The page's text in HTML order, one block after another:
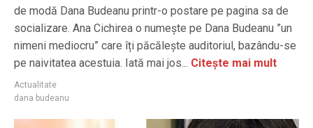
de modă Dana Budeanu printr-o postare pe pagina sa de
socializare. Ana Cichirea o numește pe Dana Budeanu ”un
nimeni mediocru” care îți păcălește auditoriul, bazându-se
pe naivitatea acestuia. Iată mai jos... Citește mai mult
Actualitate
dana budeanu